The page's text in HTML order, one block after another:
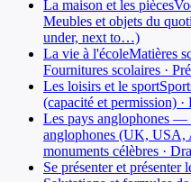
La maison et les pièces
Meubles et objets du
under, next to…)
La vie à l'écoleMatières
Fournitures scolaires ·
Les loisirs et le sport
(capacité et permission)
Les pays anglophones —
anglophones (UK, USA,
monuments célèbres ·
Se présenter et présenter